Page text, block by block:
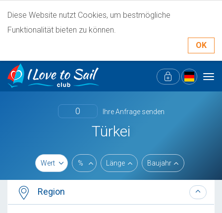
Diese Website nutzt Cookies, um bestmögliche
Funktionalität bieten zu können.
OK
0 Ihre Anfrage senden
Türkei
Wert % Länge Baujahr
Region